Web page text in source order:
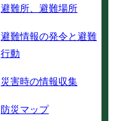
避難所、避難場所
避難情報の発令と避難
行動
災害時の情報収集
防災マップ